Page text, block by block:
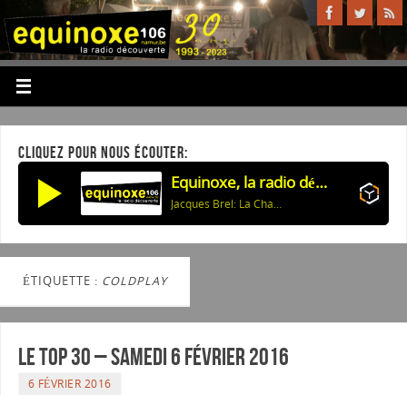
CLIQUEZ POUR NOUS ÉCOUTER:
Equinoxe, la radio découverte
Jacques Brel: La Chanson des vieux amants
ÉTIQUETTE : COLDPLAY
Le Top 30 – Samedi 6 février 2016
6 FÉVRIER 2016